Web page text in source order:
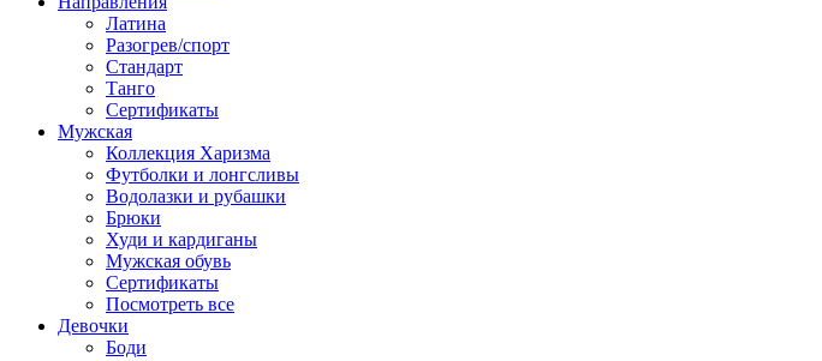
Латина
Разогрев/спорт
Стандарт
Танго
Сертификаты
Мужская
Коллекция Харизма
Футболки и лонгсливы
Водолазки и рубашки
Брюки
Худи и кардиганы
Мужская обувь
Сертификаты
Посмотреть все
Девочки
Боди